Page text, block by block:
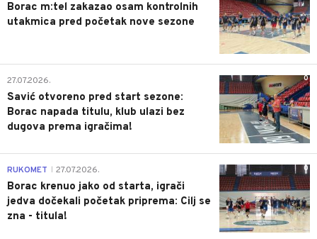
Borac m:tel zakazao osam kontrolnih
utakmica pred početak nove sezone
0
27.07.2026.
Savić otvoreno pred start sezone:
Borac napada titulu, klub ulazi bez
dugova prema igračima!
0
RUKOMET 27.07.2026.
Borac krenuo jako od starta, igrači
jedva dočekali početak priprema: Cilj se
zna - titula!